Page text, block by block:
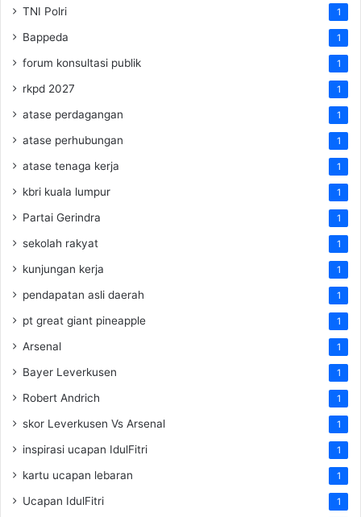
TNI Polri 1
Bappeda 1
forum konsultasi publik 1
rkpd 2027 1
atase perdagangan 1
atase perhubungan 1
atase tenaga kerja 1
kbri kuala lumpur 1
Partai Gerindra 1
sekolah rakyat 1
kunjungan kerja 1
pendapatan asli daerah 1
pt great giant pineapple 1
Arsenal 1
Bayer Leverkusen 1
Robert Andrich 1
skor Leverkusen Vs Arsenal 1
inspirasi ucapan IdulFitri 1
kartu ucapan lebaran 1
Ucapan IdulFitri 1